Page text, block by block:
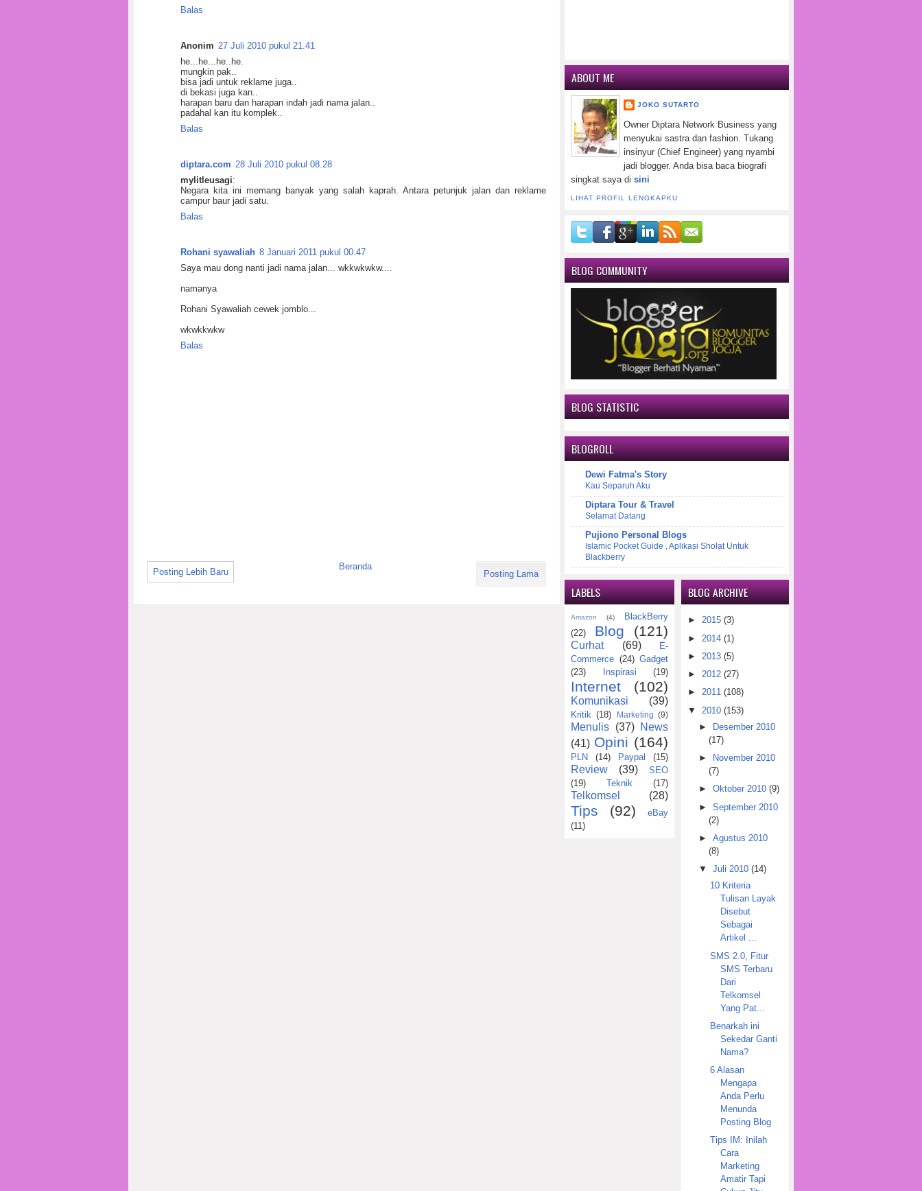
Balas
Anonim 27 Juli 2010 pukul 21.41
he...he...he..he.
mungkin pak..
bisa jadi untuk reklame juga..
di bekasi juga kan..
harapan baru dan harapan indah jadi nama jalan..
padahal kan itu komplek..
Balas
diptara.com 28 Juli 2010 pukul 08.28
mylitleusagi:
Negara kita ini memang banyak yang salah kaprah. Antara petunjuk jalan dan reklame
campur baur jadi satu.
Balas
Rohani syawaliah 8 Januari 2011 pukul 00.47
Saya mau dong nanti jadi nama jalan... wkkwkwkw....
namanya
Rohani Syawaliah cewek jomblo...
wkwkkwkw
Balas
Posting Lebih Baru Posting Lama
Beranda
ABOUT ME
JOKO SUTARTO
Owner Diptara Network Business yang
menyukai sastra dan fashion. Tukang
insinyur (Chief Engineer) yang nyambi
jadi blogger. Anda bisa baca biografi
singkat saya di sini
LIHAT PROFIL LENGKAPKU
BLOG COMMUNITY
BLOG STATISTIC
BLOGROLL
Dewi Fatma's Story
Kau Separuh Aku
Diptara Tour & Travel
Selamat Datang
Pujiono Personal Blogs
Islamic Pocket Guide , Aplikasi Sholat Untuk
Blackberry
LABELS
Amazon (4)
BlackBerry
(22)
Blog (121)
Curhat (69)
E-
Commerce (24) Gadget
(23)
Inspirasi (19)
Internet (102)
Komunikasi (39)
Kritik (18) Marketing (9)
Menulis (37)
News
(41) Opini (164)
PLN (14) Paypal (15)
Review (39)
SEO
(19)
Teknik (17)
Telkomsel (28)
Tips (92)
eBay
(11)
BLOG ARCHIVE
►2015 (3)
► 2014 (1)
► 2013 (5)
►2012 (27)
►2011 (108)
▼
2010 (153)
►
Desember 2010
(17)
►
November 2010
(7)
► Oktober 2010 (9)
► September 2010
(2)
► Agustus 2010
(8)
▼
Juli 2010 (14)
10 Kriteria
Tulisan Layak
Disebut
Sebagai
Artikel ...
SMS 2.0, Fitur
SMS Terbaru
Dari
Telkomsel
Yang Pat...
Benarkah ini
Sekedar Ganti
Nama?
6 Alasan
Mengapa
Anda Perlu
Menunda
Posting Blog
Tips IM: Inilah
Cara
Marketing
Amatir Tapi